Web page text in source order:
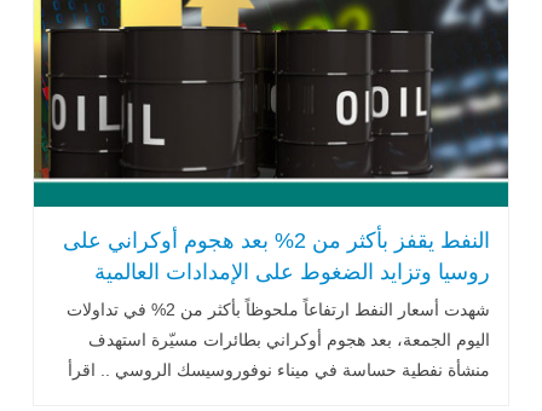
النفط يقفز بأكثر من 2% بعد هجوم أوكراني على
روسيا وتزايد الضغوط على الإمدادات العالمية
شهدت أسعار النفط ارتفاعاً ملحوظاً بأكثر من 2% في تداولات
اليوم الجمعة، بعد هجوم أوكراني بطائرات مسيّرة استهدف
منشأة نفطية حساسة في ميناء نوفوروسيسك الروسي .. اقرأ